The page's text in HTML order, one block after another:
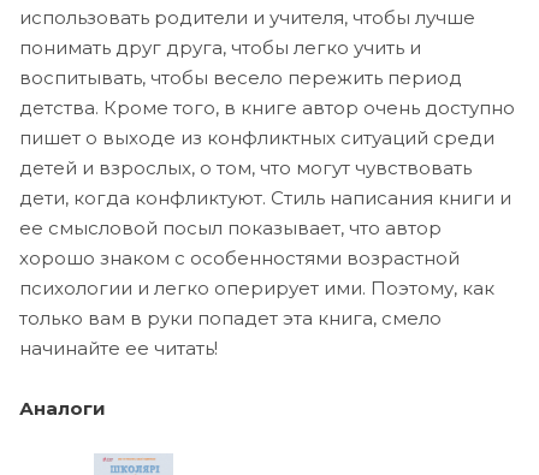
использовать родители и учителя, чтобы лучше
понимать друг друга, чтобы легко учить и
воспитывать, чтобы весело пережить период
детства. Кроме того, в книге автор очень доступно
пишет о выходе из конфликтных ситуаций среди
детей и взрослых, о том, что могут чувствовать
дети, когда конфликтуют. Стиль написания книги и
ее смысловой посыл показывает, что автор
хорошо знаком с особенностями возрастной
психологии и легко оперирует ими. Поэтому, как
только вам в руки попадет эта книга, смело
начинайте ее читать!
Аналоги